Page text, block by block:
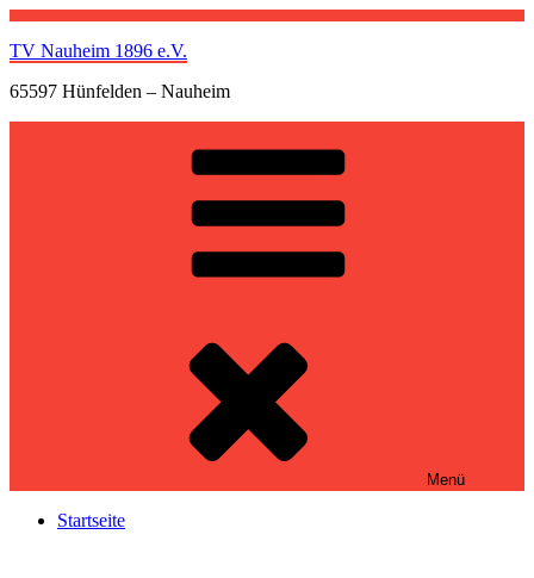
Zum
Inhalt
springen
TV Nauheim 1896 e.V.
65597 Hünfelden – Nauheim
Menü
Startseite